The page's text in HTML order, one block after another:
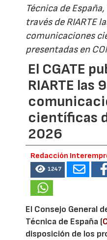
Técnica de
través de RIARTE
comunicaciones
presentadas en
El CGATE
RIARTE las
científicas
2026
Redacción
1247
El Consejo General
Técnica de España (
disposición de los